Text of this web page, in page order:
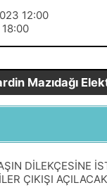
12:00
Mazıdağı
DİLEKÇESİNE
ÇIKIŞI